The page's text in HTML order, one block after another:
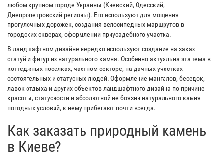
любом крупном городе Украины (Киевский, Одесский,
Днепропетровский регионы). Его используют для мощения
прогулочных дорожек, создания велосипедных маршрутов в
городских скверах, оформлении приусадебного участка.
В ландшафтном дизайне нередко используют создание на заказ
статуй и фигур из натурального камня. Особенно актуальна эта тема в
коттеджных поселках, частном секторе, на дачных участках
состоятельных и статусных людей. Оформление мангалов, беседок,
лавок отдыха и других объектов ландшафтного дизайна по причине
красоты, статусности и абсолютной не боязни натурального камня
погодных условий, к нему прибегают почти всегда.
Как заказать природный камень
в Киеве?